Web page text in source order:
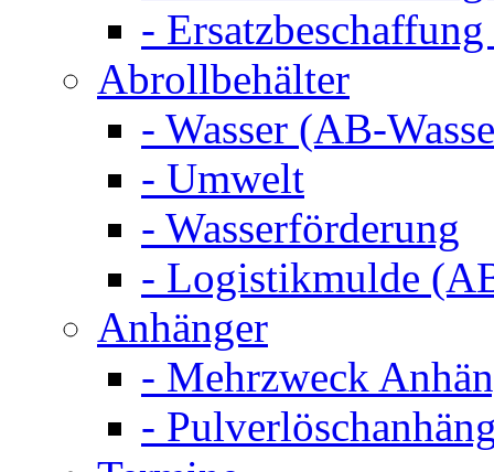
-
Abrollbehälter
- Wasser (AB-
- Umwelt
- Wasserförderung
- Logistikmulde
Anhänger
- Mehrzweck
-